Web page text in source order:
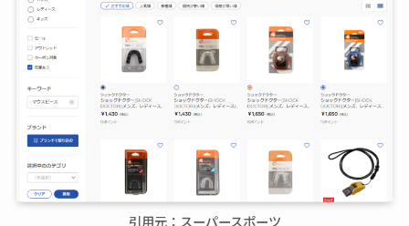
引用元：スーパースポーツ